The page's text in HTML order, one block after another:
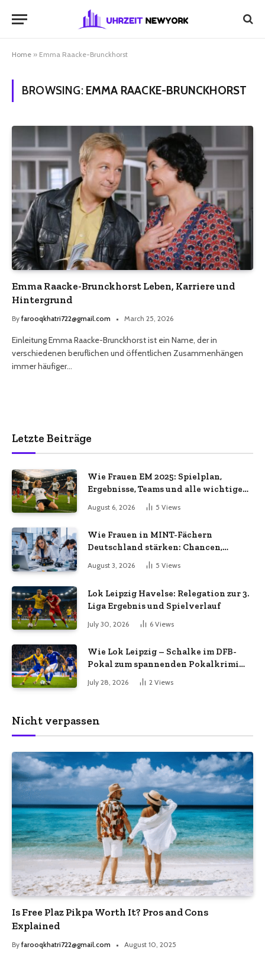
Home » Emma Raacke-Brunckhorst
BROWSING: EMMA RAACKE-BRUNCKHORST
Emma Raacke-Brunckhorst Leben, Karriere und
Hintergrund
By farooqkhatri722@gmail.com March 25, 2026
Einleitung Emma Raacke-Brunckhorst ist ein Name, der in
verschiedenen beruflichen und öffentlichen Zusammenhängen
immer häufiger…
Letzte Beiträge
Wie Frauen EM 2025: Spielplan,
Ergebnisse, Teams und alle wichtigen
August 6, 2026 5 Views
Wie Frauen in MINT-Fächern
Deutschland stärken: Chancen,
Herausforderungen und aktuelle
Entwicklungen
August 3, 2026 5 Views
Lok Leipzig Havelse: Relegation zur 3.
Liga Ergebnis und Spielverlauf
July 30, 2026 6 Views
Wie Lok Leipzig – Schalke im DFB-
Pokal zum spannenden Pokalkrimi
July 28, 2026 2 Views
Nicht verpassen
Is Free Plaz Pikpa Worth It? Pros and Cons
Explained
By farooqkhatri722@gmail.com August 10, 2025